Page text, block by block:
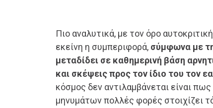
Πιο αναλυτικά, με τον όρο
εκείνη η συμπεριφορά, σύμφωνα με
μεταδίδει σε καθημερινή βάση
και σκέψεις προς τον ίδιο του τον
κόσμος δεν αντιλαμβάνεται είναι
μηνυμάτων πολλές φορές στοιχίζει